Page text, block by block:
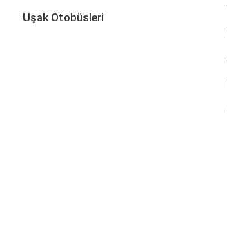
Uşak Otobüsleri